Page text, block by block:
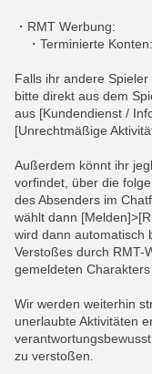
・RMT Werbung:
・Terminierte
Falls ihr andere
bitte direkt aus dem
aus [Kundendienst /
[Unrechtmäßige
Außerdem könnt ihr
vorfindet, über die
des Absenders im
wählt dann
wird dann automatisch
Verstoßes durch RMT-
gemeldeten
Wir werden weiterhin
unerlaubte Aktivitäten
zu verstoßen.